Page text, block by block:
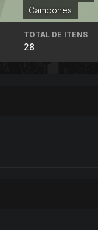
Campones
TOTAL DE ITENS
28